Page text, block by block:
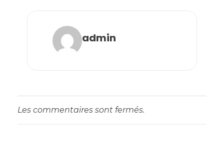
admin
Les commentaires sont fermés.